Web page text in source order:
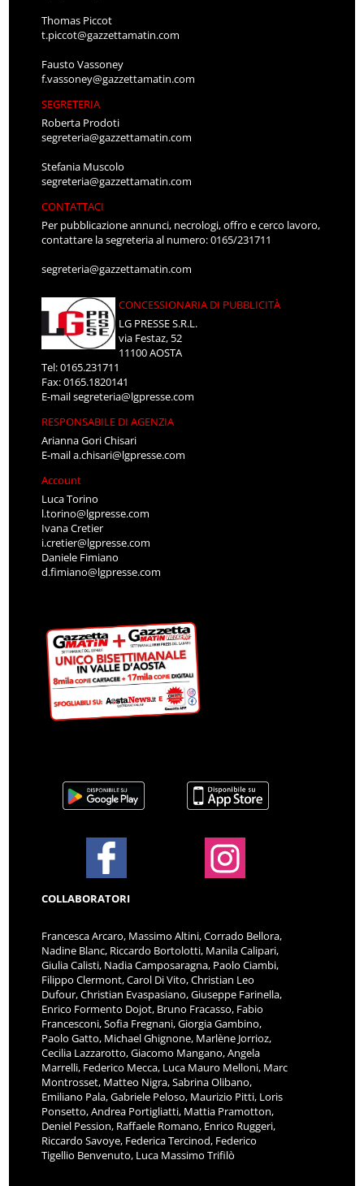
Thomas Piccot
t.piccot@gazzettamatin.com
Fausto Vassoney
f.vassoney@gazzettamatin.com
SEGRETERIA
Roberta Prodoti
segreteria@gazzettamatin.com
Stefania Muscolo
segreteria@gazzettamatin.com
CONTATTACI
Per pubblicazione annunci, necrologi, offro e cerco lavoro,
contattare la segreteria al numero: 0165/231711
segreteria@gazzettamatin.com
CONCESSIONARIA DI PUBBLICITÀ
LG PRESSE S.R.L.
via Festaz, 52
11100 AOSTA
Tel: 0165.231711
Fax: 0165.1820141
E-mailsegreteria@lgpresse.com
RESPONSABILE DI AGENZIA
Arianna Gori Chisari
E-maila.chisari@lgpresse.com
Account
Luca Torino
l.torino@lgpresse.com
Ivana Cretier
i.cretier@lgpresse.com
Daniele Fimiano
d.fimiano@lgpresse.com
COLLABORATORI
Francesca Arcaro, Massimo Altini, Corrado Bellora,
Nadine Blanc, Riccardo Bortolotti, Manila Calipari,
Giulia Calisti, Nadia Camposaragna, Paolo Ciambi,
Filippo Clermont, Carol Di Vito, Christian Leo
Dufour, Christian Evaspasiano, Giuseppe Farinella,
Enrico Formento Dojot, Bruno Fracasso, Fabio
Francesconi, Sofia Fregnani, Giorgia Gambino,
Paolo Gatto, Michael Ghignone, Marlène Jorrioz,
Cecilia Lazzarotto, Giacomo Mangano, Angela
Marrelli, Federico Mecca, Luca Mauro Melloni, Marc
Montrosset, Matteo Nigra, Sabrina Olibano,
Emiliano Pala, Gabriele Peloso, Maurizio Pitti, Loris
Ponsetto, Andrea Portigliatti, Mattia Pramotton,
Deniel Pession, Raffaele Romano, Enrico Ruggeri,
Riccardo Savoye, Federica Tercinod, Federico
Tigellio Benvenuto, Luca Massimo Trifilò